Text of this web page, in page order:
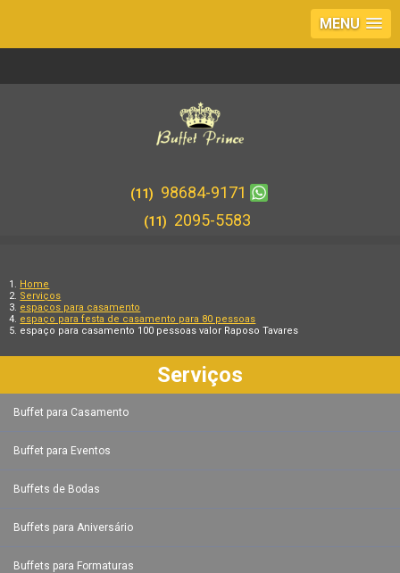
MENU
(11) 98684-9171
(11) 2095-5583
Home
Serviços
espaços para casamento
espaço para festa de casamento para 80 pessoas
espaço para casamento 100 pessoas valor Raposo Tavares
Serviços
Buffet para Casamento
Buffet para Eventos
Buffets de Bodas
Buffets para Aniversário
Buffets para Formaturas